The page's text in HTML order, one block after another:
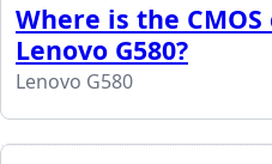
Where is the
Lenovo G580?
Lenovo G580